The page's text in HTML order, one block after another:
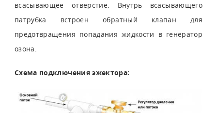
всасывающее отверстие. Внутрь всасывающего
патрубка встроен обратный клапан для
предотвращения попадания жидкости в генератор
озона.
Схема подключения эжектора: